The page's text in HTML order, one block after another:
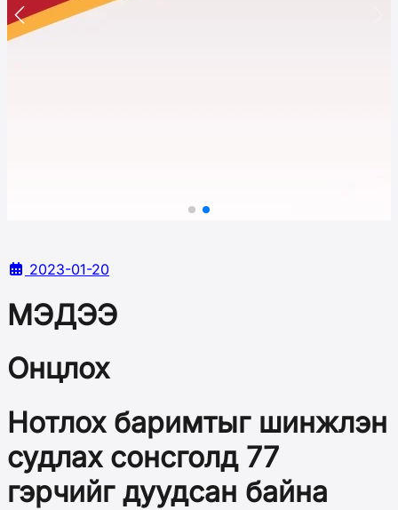
2023-01-20
МЭДЭЭ
Онцлох
Нотлох баримтыг шинжлэн
судлах сонсголд 77
гэрчийг дуудсан байна